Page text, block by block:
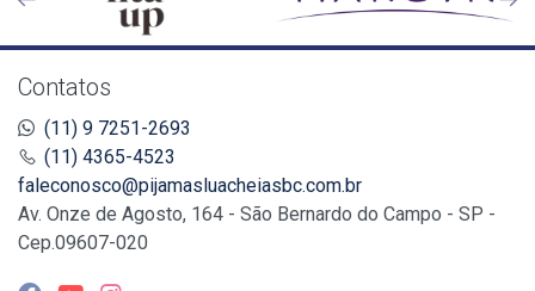
Contatos
(11) 9 7251-2693
(11) 4365-4523
faleconosco@pijamasluacheiasbc.com.br
Av. Onze de Agosto, 164 - São Bernardo do Campo - SP -
Cep.09607-020